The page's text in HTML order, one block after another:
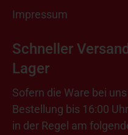
Impressum
Schneller
Lager
Sofern die Ware bei
Bestellung bis 16:00
in der Regel am